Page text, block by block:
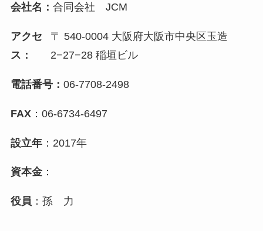
会社名： 合同会社 JCM
アクセ
ス：
〒 540-0004 大阪府大阪市中央区玉造
2−27−28 稲垣ビル
電話番号： 06-7708-2498
FAX： 06-6734-6497
設立年： 2017年
資本金：
役員 ： 孫 力